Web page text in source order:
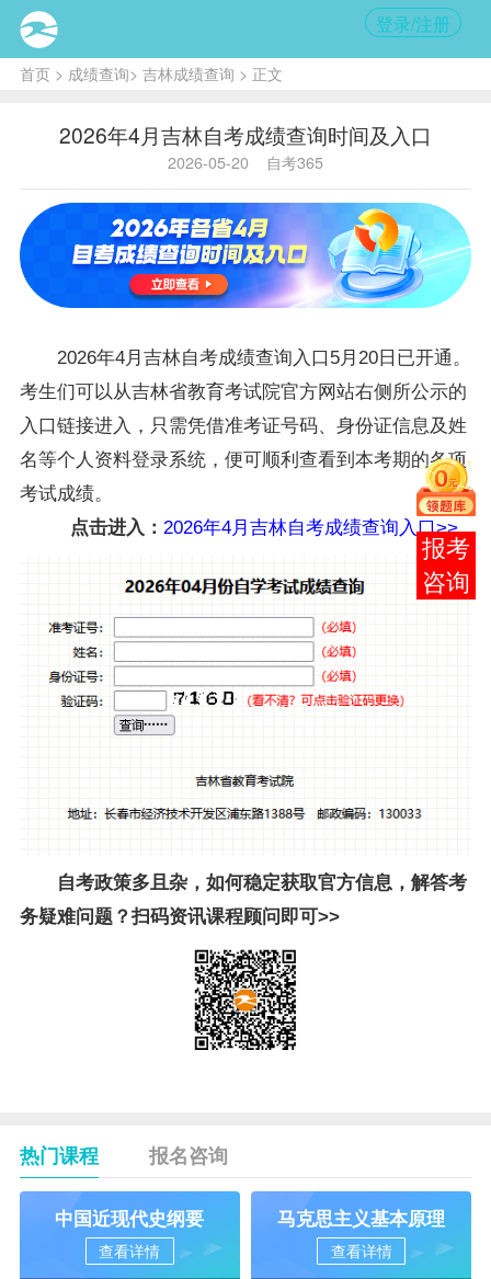
登录/注册
首页> 成绩查询> 吉林成绩查询 > 正文
2026年4月吉林自考成绩查询时间及入口
2026-05-20 自考365
2026年4月 吉林自考成绩查询入口5月20日已开通。
考生们可以从吉林省教育考试院官方网站右侧所公示的
入口链接进入，只需凭借准考证号码、身份证信息及姓
名等个人资料登录系统，便可顺利查看到本考期的各项
考试成绩。
点击进入： 2026年4月吉林自考成绩查询入口>>
自考政策多且杂，如何稳定获取官方信息，解答考
务疑难问题？扫码资讯课程顾问即可>>
热门课程 报名咨询
中国近现代史纲要
查看详情
马克思主义基本原理
查看详情
在线
客服